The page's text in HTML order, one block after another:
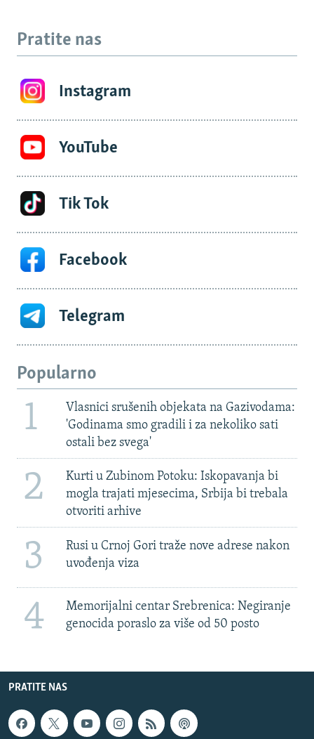
Pratite nas
Instagram
YouTube
Tik Tok
Facebook
Telegram
Popularno
1
Vlasnici srušenih objekata na Gazivodama:
'Godinama smo gradili i za nekoliko sati
ostali bez svega'
2
Kurti u Zubinom Potoku: Iskopavanja bi
mogla trajati mjesecima, Srbija bi trebala
otvoriti arhive
3
Rusi u Crnoj Gori traže nove adrese nakon
uvođenja viza
4
Memorijalni centar Srebrenica: Negiranje
genocida poraslo za više od 50 posto
PRATITE NAS